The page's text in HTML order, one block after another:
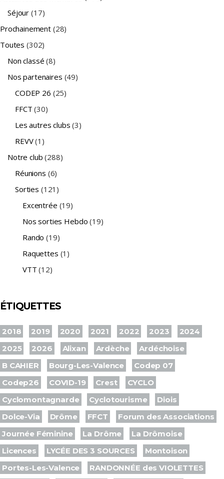
Séjour (17)
Prochainement (28)
Toutes (302)
Non classé (8)
Nos partenaires (49)
CODEP 26 (25)
FFCT (30)
Les autres clubs (3)
REVV(1)
Notre club (288)
Réunions (6)
Sorties (121)
Excentrée (19)
Nos sorties Hebdo (19)
Rando (19)
Raquettes (1)
VTT (12)
ÉTIQUETTES
2018 2019 2020 2021 2022 2023
2024
2025
2026 Alixan Ardèche
Ardéchoise
B CAHIER
Bourg-Les-Valence
Codep 07
Codep26
COVID-19 Crest
CYCLO
Cyclomontagnarde
Cyclotourisme
Diois
Dolce-Via
Drôme FFCT
Forum des Associations
Journée Féminine
La Drôme
La Drômoise
Licences
LYCÉE DES 3 SOURCES
Montoison
Portes-Les-Valence
RANDONNÉE des VIOLETTES